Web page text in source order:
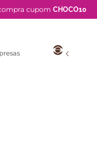
cupom CHOCO10